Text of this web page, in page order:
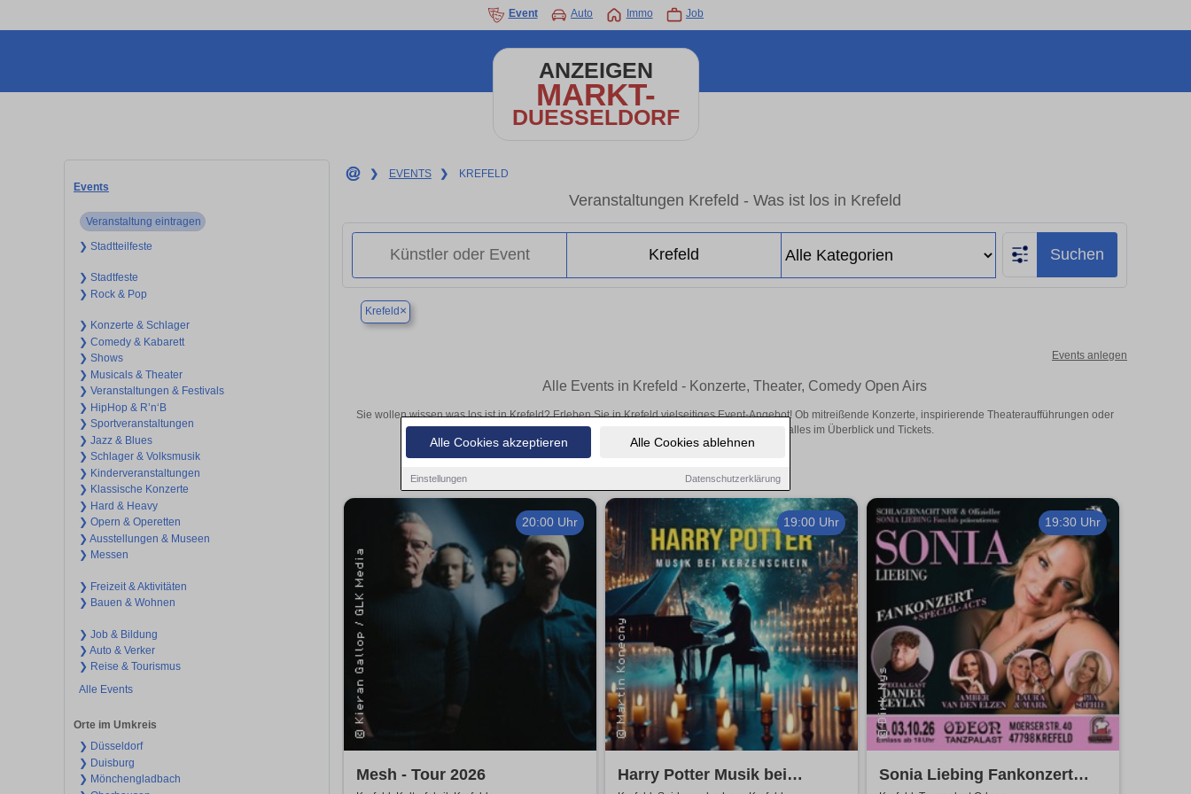
Alle Cookies akzeptieren Alle Cookies ablehnen
Einstellungen Datenschutzerklärung
Event Auto Immo Job
ANZEIGEN
MARKT-
DUESSELDORF
Events
Veranstaltung eintragen
❯ Stadtteilfeste
❯ Stadtfeste
❯ Rock & Pop
❯ Konzerte & Schlager
❯ Comedy & Kabarett
❯ Shows
❯ Musicals & Theater
❯ Veranstaltungen & Festivals
❯ HipHop & R’n‘B
❯ Sportveranstaltungen
❯ Jazz & Blues
❯ Schlager & Volksmusik
❯ Kinderveranstaltungen
❯ Klassische Konzerte
❯ Hard & Heavy
❯ Opern & Operetten
❯ Ausstellungen & Museen
❯ Messen
❯ Freizeit & Aktivitäten
❯ Bauen & Wohnen
❯ Job & Bildung
❯ Auto & Verker
❯ Reise & Tourismus
Alle Events
Orte im Umkreis
❯ Düsseldorf
❯ Duisburg
❯ Mönchengladbach
❯ EVENTS ❯ KREFELD
Veranstaltungen Krefeld - Was ist los in Krefeld
Suchen
Krefeld ×
Events anlegen
Alle Events in Krefeld - Konzerte, Theater, Comedy Open Airs
Sie wollen wissen was los ist in Krefeld? Erleben Sie in Krefeld vielseitiges Event-Angebot! Ob mitreißende Konzerte, inspirierende Theateraufführungen oder
aufregende Veranstaltungen in Krefeld – hier finden alles im Überblick und Tickets.
20:00 Uhr
Mesh - Tour 2026
19:00 Uhr
Harry Potter Musik bei
19:30 Uhr
Sonia Liebing Fankonzert